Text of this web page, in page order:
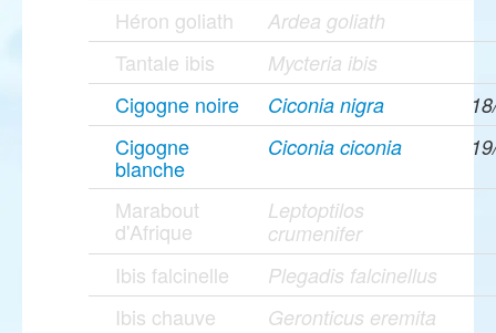
Héron goliath Ardea goliath
Tantale ibis Mycteria ibis
Cigogne noire Ciconia nigra
Cigogne
blanche
Ciconia ciconia
Marabout
d'Afrique
Leptoptilos
crumenifer
Ibis falcinelle Plegadis falcinellus
Ibis chauve Geronticus eremita